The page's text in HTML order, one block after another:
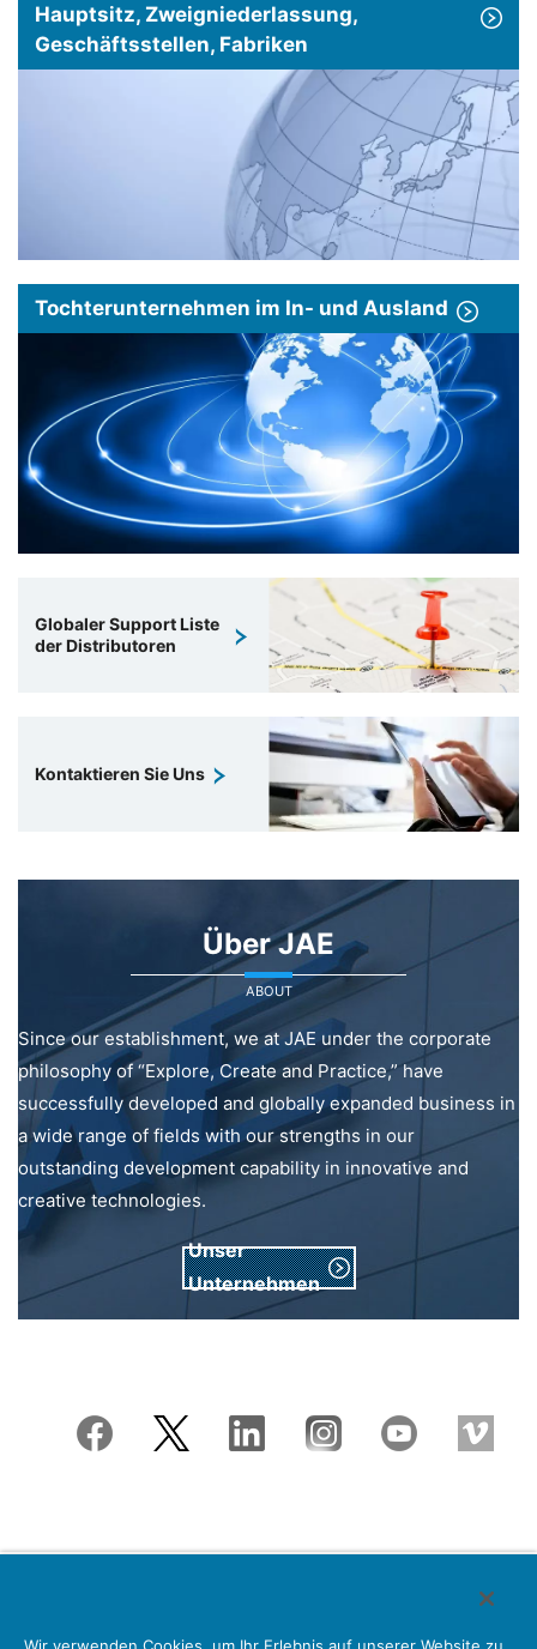
Hauptsitz, Zweigniederlassung,
Geschäftsstellen, Fabriken
Tochterunternehmen im In- und Ausland
Globaler Support Liste
der Distributoren
Kontaktieren Sie Uns
Über JAE
ABOUT
Since our establishment, we at JAE under the corporate
philosophy of “Explore, Create and Practice,” have
successfully developed and globally expanded business in
a wide range of fields with our strengths in our
outstanding development capability in innovative and
creative technologies.
Unser
Unternehmen